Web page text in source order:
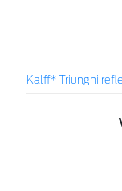
Kalff* Triunghi